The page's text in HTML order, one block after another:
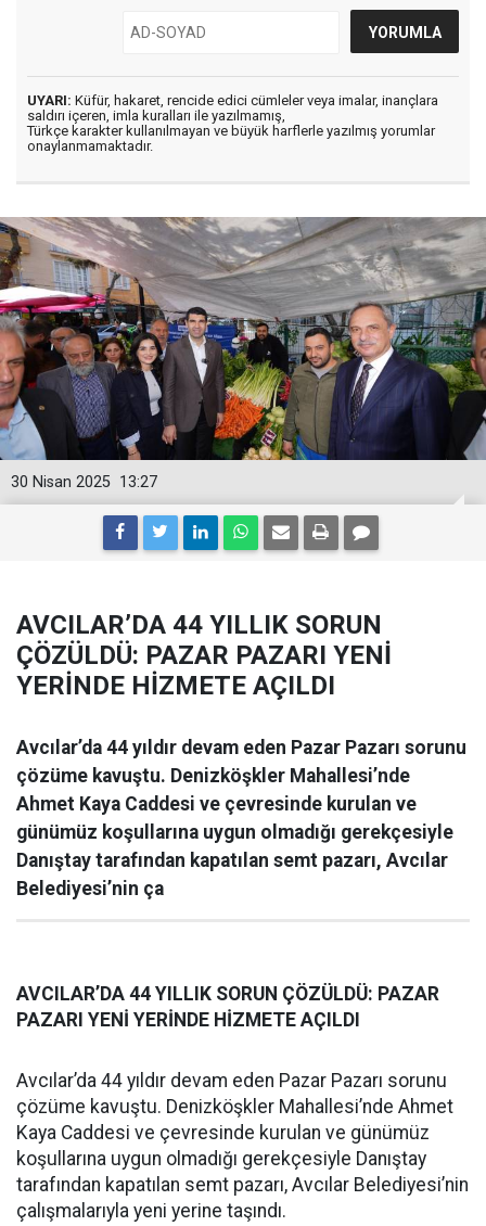
UYARI: Küfür, hakaret, rencide edici cümleler veya imalar, inançlara
saldırı içeren, imla kuralları ile yazılmamış,
Türkçe karakter kullanılmayan ve büyük harflerle yazılmış yorumlar
onaylanmamaktadır.
13:27
30 Nisan 2025
AVCILAR’DA 44 YILLIK SORUN
ÇÖZÜLDÜ: PAZAR PAZARI YENİ
YERİNDE HİZMETE AÇILDI
Avcılar’da 44 yıldır devam eden Pazar Pazarı sorunu
çözüme kavuştu. Denizköşkler Mahallesi’nde
Ahmet Kaya Caddesi ve çevresinde kurulan ve
günümüz koşullarına uygun olmadığı gerekçesiyle
Danıştay tarafından kapatılan semt pazarı, Avcılar
Belediyesi’nin ça
AVCILAR’DA 44 YILLIK SORUN ÇÖZÜLDÜ: PAZAR
PAZARI YENİ YERİNDE HİZMETE AÇILDI
Avcılar’da 44 yıldır devam eden Pazar Pazarı sorunu
çözüme kavuştu. Denizköşkler Mahallesi’nde Ahmet
Kaya Caddesi ve çevresinde kurulan ve günümüz
koşullarına uygun olmadığı gerekçesiyle Danıştay
tarafından kapatılan semt pazarı, Avcılar Belediyesi’nin
çalışmalarıyla yeni yerine taşındı.